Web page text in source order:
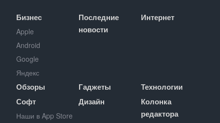
Бизнес
Apple
Android
Google
Яндекс
Последние
новости
Интернет
Обзоры Гаджеты
Технологии
Софт
Наши в App Store
Дизайн
Колонка
редактора